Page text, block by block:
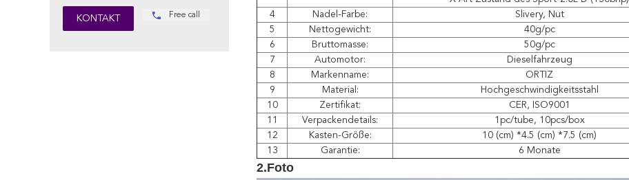
Free call
4
Nadel-Farbe:
Slivery, Nut
5
Nettogewicht:
40g/pc
6
Bruttomasse:
50g/pc
7
Automotor:
Dieselfahrzeug
8
Markenname:
ORTIZ
9
Material:
Hochgeschwindigkeitsstahl
10
Zertifikat:
CER, ISO9001
11
Verpackendetails:
1pc/tube, 10pcs/box
12
Kasten-Größe:
10 (cm) *4.5 (cm) *7.5 (cm)
13
Garantie: 6 Monate
2.Foto